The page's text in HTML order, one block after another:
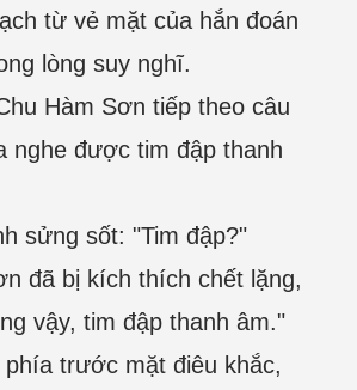
từ vẻ mặt của hắn đoán
lòng suy nghĩ.
Hàm Sơn tiếp theo câu
nghe được tim đập thanh
sửng sốt: "Tim đập?"
đã bị kích thích chết lặng,
vậy, tim đập thanh âm."
phía trước mặt điêu khắc,